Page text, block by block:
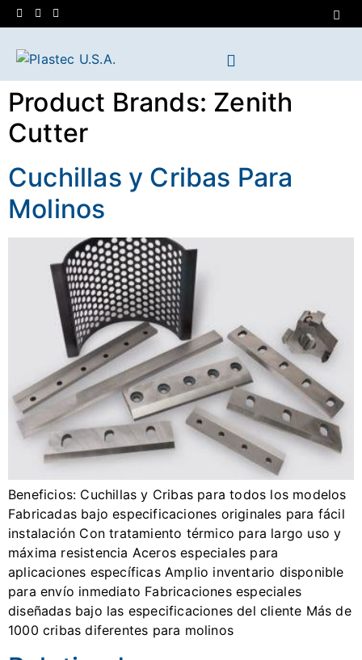
Product Brands: Zenith
Cutter
Cuchillas y Cribas Para
Molinos
Beneficios: Cuchillas y Cribas para todos los modelos
Fabricadas bajo especificaciones originales para fácil
instalación Con tratamiento térmico para largo uso y
máxima resistencia Aceros especiales para
aplicaciones específicas Amplio inventario disponible
para envío inmediato Fabricaciones especiales
diseñadas bajo las especificaciones del cliente Más de
1000 cribas diferentes para molinos